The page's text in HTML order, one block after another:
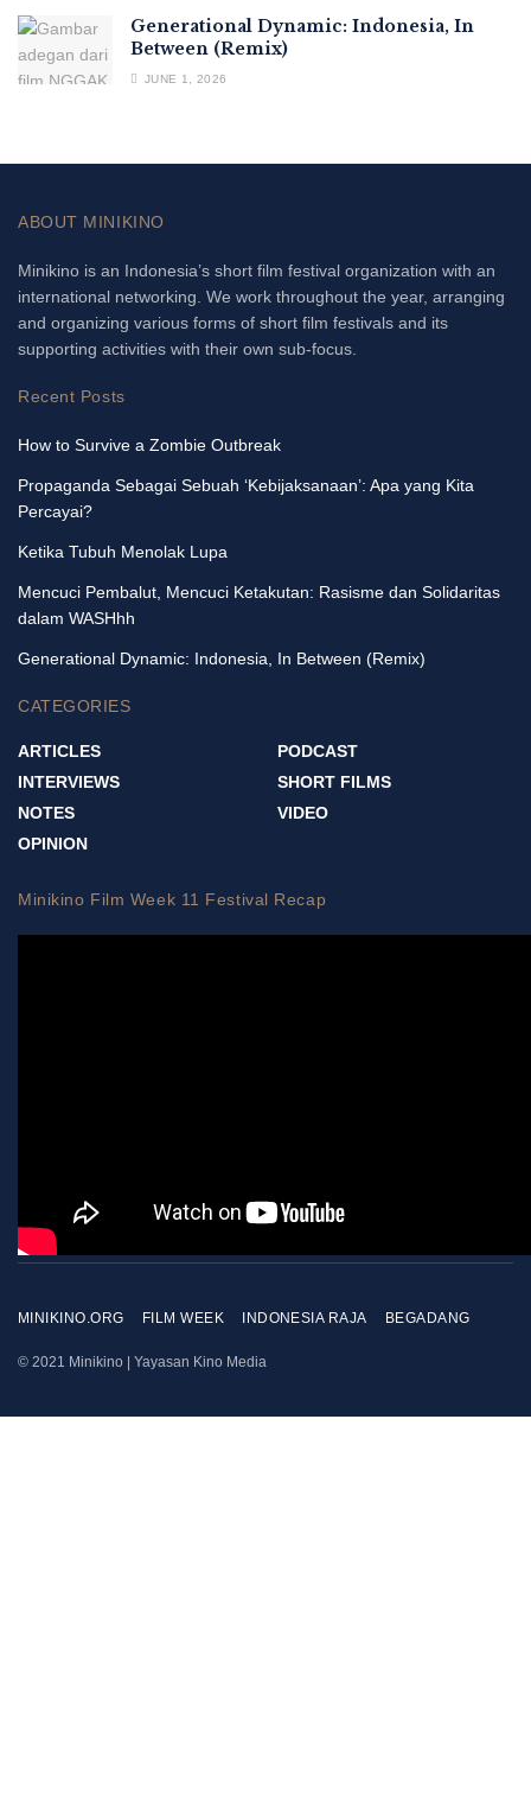
Generational Dynamic: Indonesia, In
Between (Remix)
JUNE 1, 2026
ABOUT MINIKINO
Minikino is an Indonesia’s short film festival organization with an
international networking. We work throughout the year, arranging
and organizing various forms of short film festivals and its
supporting activities with their own sub-focus.
Recent Posts
How to Survive a Zombie Outbreak
Propaganda Sebagai Sebuah ‘Kebijaksanaan’: Apa yang Kita
Percayai?
Ketika Tubuh Menolak Lupa
Mencuci Pembalut, Mencuci Ketakutan: Rasisme dan Solidaritas
dalam WASHhh
Generational Dynamic: Indonesia, In Between (Remix)
CATEGORIES
ARTICLES
INTERVIEWS
NOTES
OPINION
PODCAST
SHORT FILMS
VIDEO
Minikino Film Week 11 Festival Recap
MINIKINO.ORG FILM WEEK INDONESIA RAJA BEGADANG
© 2021 Minikino | Yayasan Kino Media